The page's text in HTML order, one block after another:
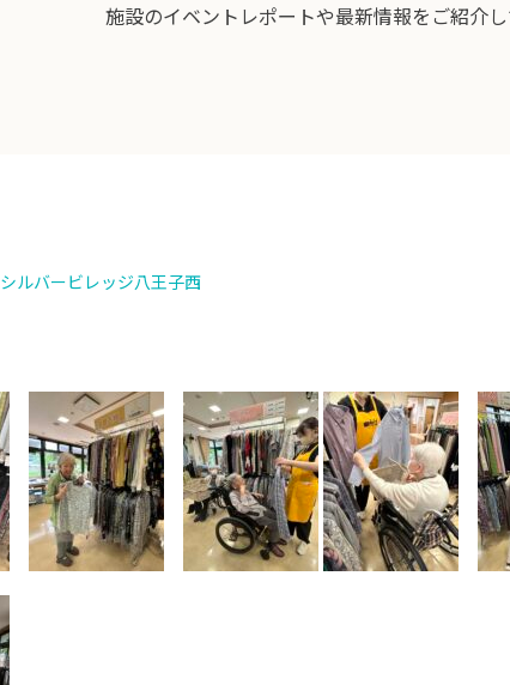
施設のイベントレポートや最新情報をご紹介し
シルバービレッジ八王子西